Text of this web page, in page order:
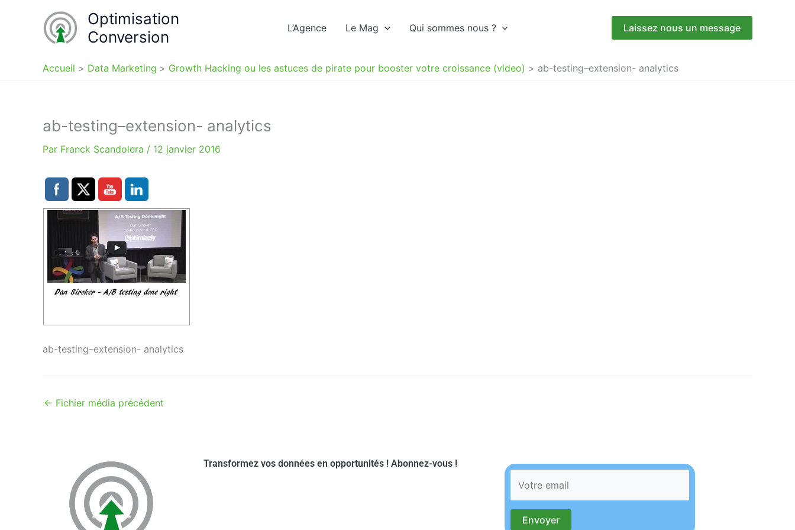
Optimisation
Conversion
L’Agence Le Mag Qui sommes nous ? Laissez nous un message
Accueil Data Marketing Growth Hacking ou les astuces de pirate pour booster votre croissance (video) ab-testing–extension- analytics
ab-testing–extension- analytics
Par Franck Scandolera / 12 janvier 2016
ab-testing–extension- analytics
← Fichier média précédent
Transformez vos données en opportunités ! Abonnez-vous !​